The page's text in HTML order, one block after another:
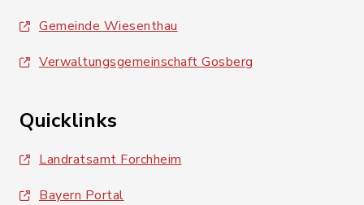
Gemeinde Wiesenthau
Verwaltungsgemeinschaft Gosberg
Quicklinks
Landratsamt Forchheim
Bayern Portal